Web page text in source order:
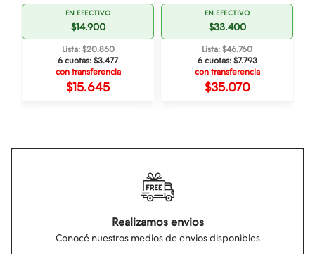
EN EFECTIVO
$14.900
Lista: $20.860
6 cuotas: $3.477
con transferencia
$15.645
EN EFECTIVO
$33.400
Lista: $46.760
6 cuotas: $7.793
con transferencia
$35.070
Realizamos envios
Conocé nuestros medios de envios disponibles